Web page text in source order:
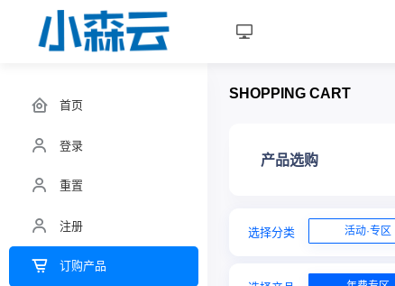
首页
登录
重置
注册
订购产品
SHOPPING CART
产品选购
选择分类 活动·专区